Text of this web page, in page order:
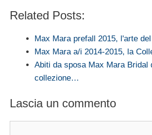
Related Posts:
Max Mara prefall 2015, l'arte
Max Mara a/i 2014-2015, la
Abiti da sposa Max Mara Bridal
collezione…
Lascia un commento